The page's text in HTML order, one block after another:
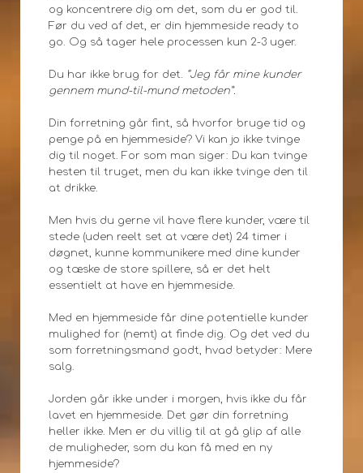
og koncentrere dig om det, som du er god til.
Før du ved af det, er din hjemmeside ready to
go. Og så tager hele processen kun 2-3 uger.
Du har ikke brug for det. “Jeg får mine kunder
gennem mund-til-mund metoden”.
Din forretning går fint, så hvorfor bruge tid og
penge på en hjemmeside? Vi kan jo ikke tvinge
dig til noget. For som man siger: Du kan tvinge
hesten til truget, men du kan ikke tvinge den til
at drikke.
Men hvis du gerne vil have flere kunder, være til
stede (uden reelt set at være det) 24 timer i
døgnet, kunne kommunikere med dine kunder
og tæske de store spillere, så er det helt
essentielt at have en hjemmeside.
Med en hjemmeside får dine potentielle kunder
mulighed for (nemt) at finde dig. Og det ved du
som forretningsmand godt, hvad betyder: Mere
salg.
Jorden går ikke under i morgen, hvis ikke du får
lavet en hjemmeside. Det gør din forretning
heller ikke. Men er du villig til at gå glip af alle
de muligheder, som du kan få med en ny
hjemmeside?